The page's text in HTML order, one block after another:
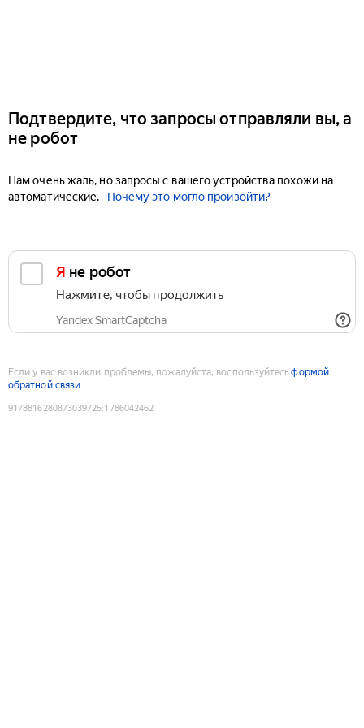
Подтвердите, что запросы отправляли вы, а
не робот
Нам очень жаль, но запросы с вашего устройства похожи на
автоматические.
Почему это могло произойти?
Я не робот
Нажмите, чтобы продолжить
Yandex SmartCaptcha
Если у вас возникли проблемы, пожалуйста, воспользуйтесьформой
обратной связи
9178816280873039725:1786042462